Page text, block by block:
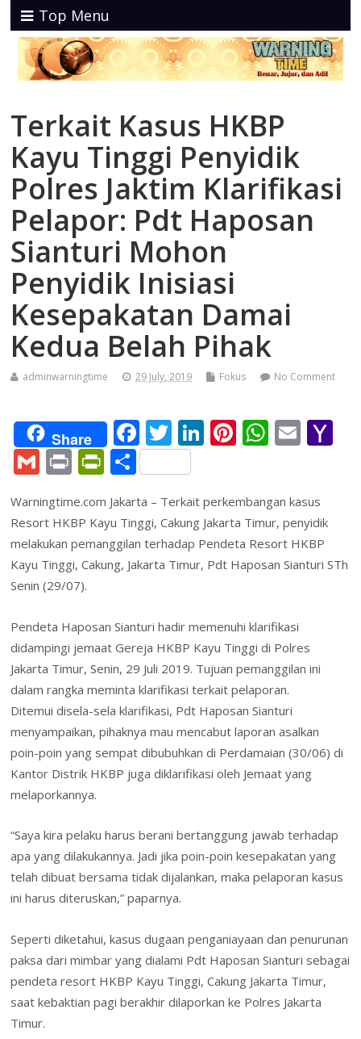
Top Menu
Terkait Kasus HKBP
Kayu Tinggi Penyidik
Polres Jaktim Klarifikasi
Pelapor: Pdt Haposan
Sianturi Mohon
Penyidik Inisiasi
Kesepakatan Damai
Kedua Belah Pihak
adminwarningtime 29 July, 2019 Fokus No Comment
Share F
ac
e
b
o
o
T
w
itt
er
Li
e
dI
n
Pi
e
st
W
s
A
p
E
l
M
G
ai
l
Pr
t
Pr
tF
ri
e
dl
y
S
ar
e
Warningtime.com Jakarta – Terkait perkembangan kasus
Resort HKBP Kayu Tinggi, Cakung Jakarta Timur, penyidik
melakukan pemanggilan terhadap Pendeta Resort HKBP
Kayu Tinggi, Cakung, Jakarta Timur, Pdt Haposan Sianturi STh
Senin (29/07).
Pendeta Haposan Sianturi hadir memenuhi klarifikasi
didampingi jemaat Gereja HKBP Kayu Tinggi di Polres
Jakarta Timur, Senin, 29 Juli 2019. Tujuan pemanggilan ini
dalam rangka meminta klarifikasi terkait pelaporan.
Ditemui disela-sela klarifikasi, Pdt Haposan Sianturi
menyampaikan, pihaknya mau mencabut laporan asalkan
poin-poin yang sempat dibubuhkan di Perdamaian (30/06) di
Kantor Distrik HKBP juga diklarifikasi oleh Jemaat yang
melaporkannya.
“Saya kira pelaku harus berani bertanggung jawab terhadap
apa yang dilakukannya. Jadi jika poin-poin kesepakatan yang
telah dibuat bersama tidak dijalankan, maka pelaporan kasus
ini harus diteruskan,” paparnya.
Seperti diketahui, kasus dugaan penganiayaan dan penurunan
paksa dari mimbar yang dialami Pdt Haposan Sianturi sebagai
pendeta resort HKBP Kayu Tinggi, Cakung Jakarta Timur,
saat kebaktian pagi berakhir dilaporkan ke Polres Jakarta
Timur.